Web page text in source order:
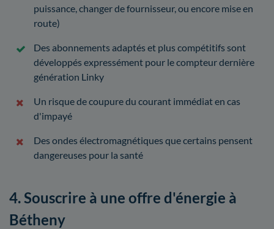
puissance, changer de fournisseur, ou encore mise en
route)
Des abonnements adaptés et plus compétitifs sont
développés expressément pour le compteur dernière
génération Linky
Un risque de coupure du courant immédiat en cas
d'impayé
Des ondes électromagnétiques que certains pensent
dangereuses pour la santé
4. Souscrire à une offre d'énergie à
Bétheny